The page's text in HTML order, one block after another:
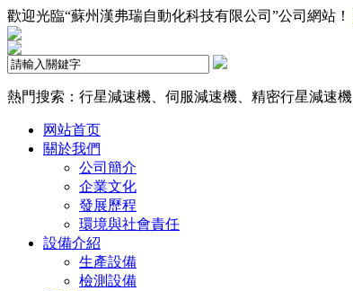
歡迎光臨“蘇州漢弗瑞自動化科技有限公司”公司網站！
熱門搜索：行星減速機、伺服減速機、精密行星減速
网站首页
關於我們
公司簡介
企業文化
發展歷程
環境與社會責任
設備介紹
生產設備
檢測設備